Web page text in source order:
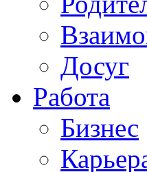
Досуг
Работа
Бизнес